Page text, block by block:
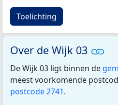
Toelichting
Over de Wijk 03
De Wijk 03 ligt binnen de
meest voorkomende
postcode 2741.